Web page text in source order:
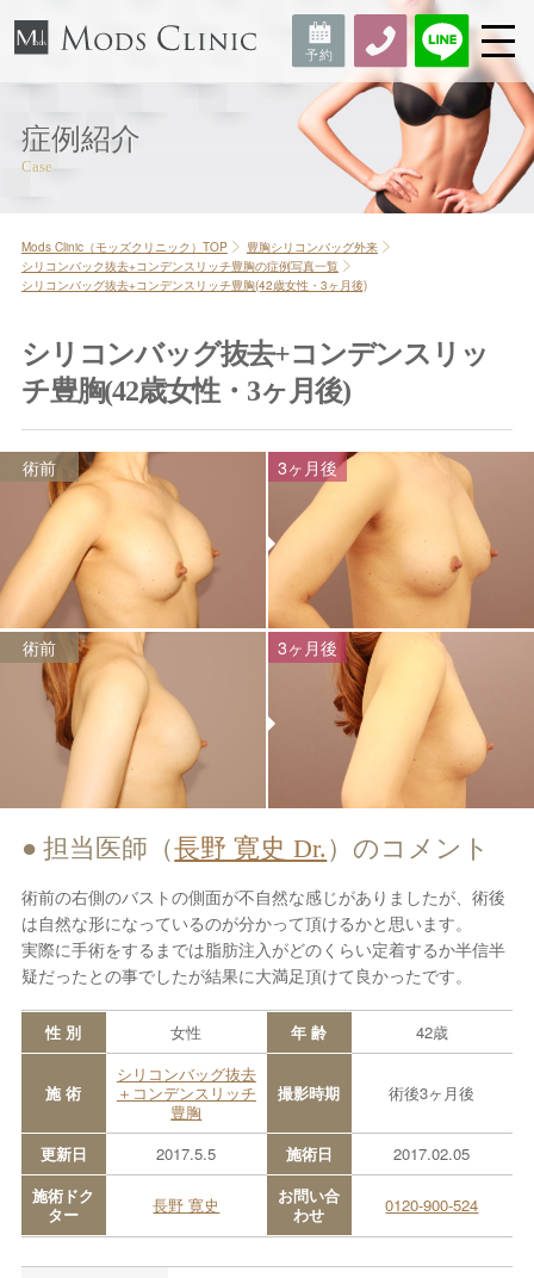
症例紹介
Mods Clinic（モッズクリニック）TOP
豊胸シリコンバッグ外来
シリコンバック抜去+コンデンスリッチ豊胸の症例写真一覧
シリコンバッグ抜去+コンデンスリッチ豊胸(42歳女性・3ヶ月後)
シリコンバッグ抜去+コンデンスリッ
チ豊胸(42歳女性・3ヶ月後)
術前 3ヶ月後
術前 3ヶ月後
担当医師（長野 寛史 Dr. ）のコメント
術前の右側のバストの側面が不自然な感じがありましたが、術後
は自然な形になっているのが分かって頂けるかと思います。
実際に手術をするまでは脂肪注入がどのくらい定着するか半信半
疑だったとの事でしたが結果に大満足頂けて良かったです。
性 別 女性 年 齢 42歳
施 術
シリコンバッグ抜去
＋コンデンスリッチ
豊胸
撮影時期 術後3ヶ月後
更新日 2017.5.5 施術日
2017.02.05
施術ドク
ター
長野 寛史
お問い合
わせ
0120-900-524